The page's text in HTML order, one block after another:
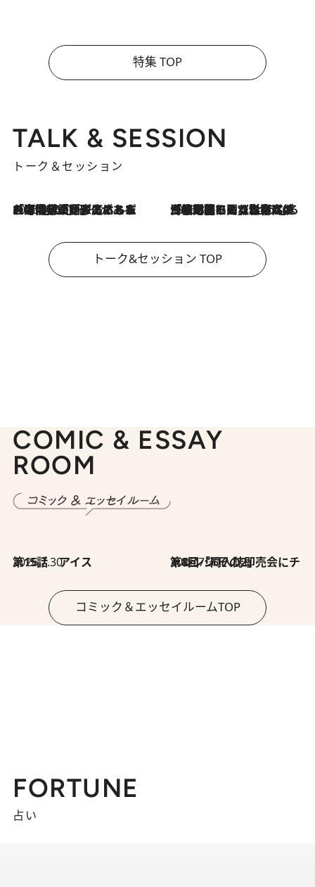
特集 TOP
TALK & SESSION
トーク＆セッション
2026.8.3
「今後値上げがあるとすれば…」「リスクがあるのは今年の冬」エネルギー専門家が語る、ホルムズ海峡封鎖が家庭にもたらす“ある心配” 2026.8.3
「住宅建てられない…」「サーチャージ料の高値が続いている」ホルムズ海峡封鎖による影響はいつまで続く？《エネルギー専門家に聞く“どうなる日本の暮らし”》
トーク&セッション TOP
COMIC & ESSAY
ROOM
2026.7.30
第15話 アイス 2026.7.30
第8回「同人誌即売会にチャレンジ その2」
コミック＆エッセイルームTOP
FORTUNE
占い